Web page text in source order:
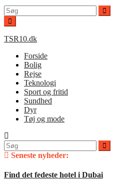
Søg
efter:
TSR10.dk
Forside
Bolig
Rejse
Teknologi
Sport og fritid
Sundhed
Dyr
Tøj og mode
Søg
efter:Seneste nyheder:
Find det fedeste hotel i Dubai